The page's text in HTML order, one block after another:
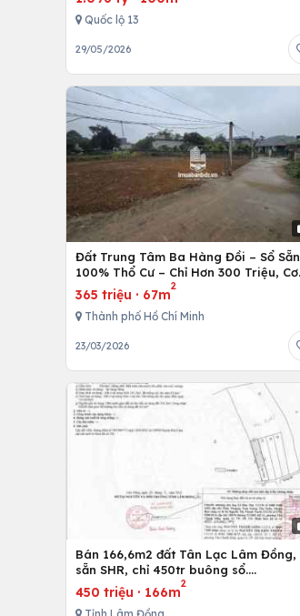
Quốc lộ 13
29/05/2026
Đất Trung Tâm Ba Hàng Đồi – Sổ Sẵn
100% Thổ Cư – Chỉ Hơn 300 Triệu, Cơ
Hội Đầu Tư Hiếm!
365 triệu · 67m
2
Thành phố Hồ Chí Minh
23/03/2026
Bán 166,6m2 đất Tân Lạc Lâm Đồng,
sẵn SHR, chỉ 450tr buông sổ.
Lh:0983762203
450 triệu · 166m
2